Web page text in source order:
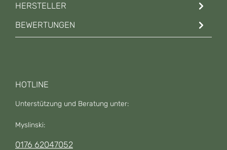
HERSTELLER
BEWERTUNGEN
HOTLINE
Unterstützung und Beratung unter:
Myslinski:
0176 62047052